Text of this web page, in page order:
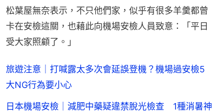
松葉屋無奈表示，不只他們家，似乎有很多羊羹都曾
卡在安檢這關，也藉此向機場安檢人員致意：「平日
受大家照顧了。」
旅遊注意｜打喊露太多次會延誤登機？機場過安檢5
大NG行為要小心
日本機場安檢｜減肥中藥疑違禁脫光檢查 1種消暑神